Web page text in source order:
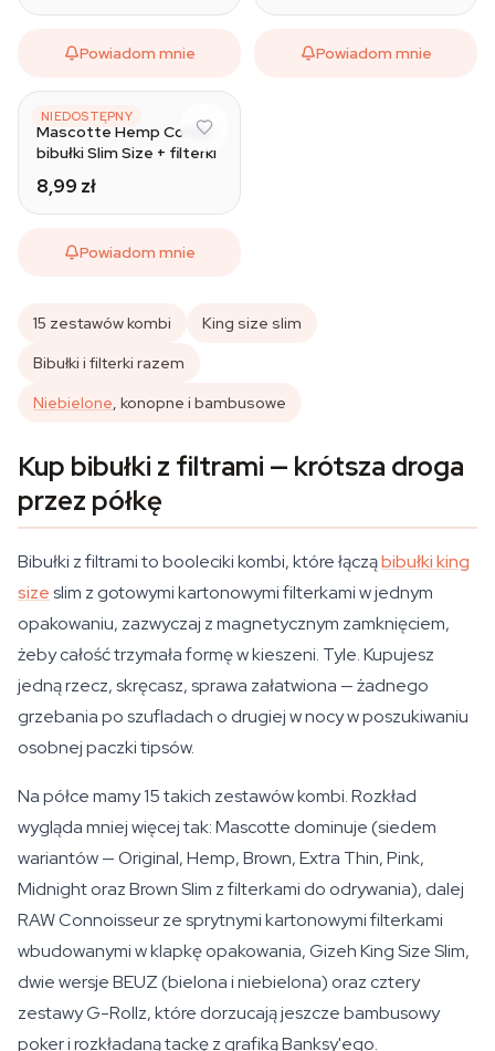
Powiadom mnie Powiadom mnie
NIEDOSTĘPNY
MASCOTTE
Mascotte Hemp Combi
bibułki Slim Size + filterki
8,99 zł
Powiadom mnie
15 zestawów kombi
King size slim
Bibułki i filterki razem
Niebielone, konopne i bambusowe
Kup bibułki z filtrami — krótsza droga
przez półkę
Bibułki z filtrami to booleciki kombi, które łącząbibułki king
sizeslim z gotowymi kartonowymi filterkami w jednym
opakowaniu, zazwyczaj z magnetycznym zamknięciem,
żeby całość trzymała formę w kieszeni. Tyle. Kupujesz
jedną rzecz, skręcasz, sprawa załatwiona — żadnego
grzebania po szufladach o drugiej w nocy w poszukiwaniu
osobnej paczki tipsów.
Na półce mamy 15 takich zestawów kombi. Rozkład
wygląda mniej więcej tak: Mascotte dominuje (siedem
wariantów — Original, Hemp, Brown, Extra Thin, Pink,
Midnight oraz Brown Slim z filterkami do odrywania), dalej
RAW Connoisseur ze sprytnymi kartonowymi filterkami
wbudowanymi w klapkę opakowania, Gizeh King Size Slim,
dwie wersje BEUZ (bielona i niebielona) oraz cztery
zestawy G-Rollz, które dorzucają jeszcze bambusowy
poker i rozkładaną tackę z grafiką Banksy'ego.